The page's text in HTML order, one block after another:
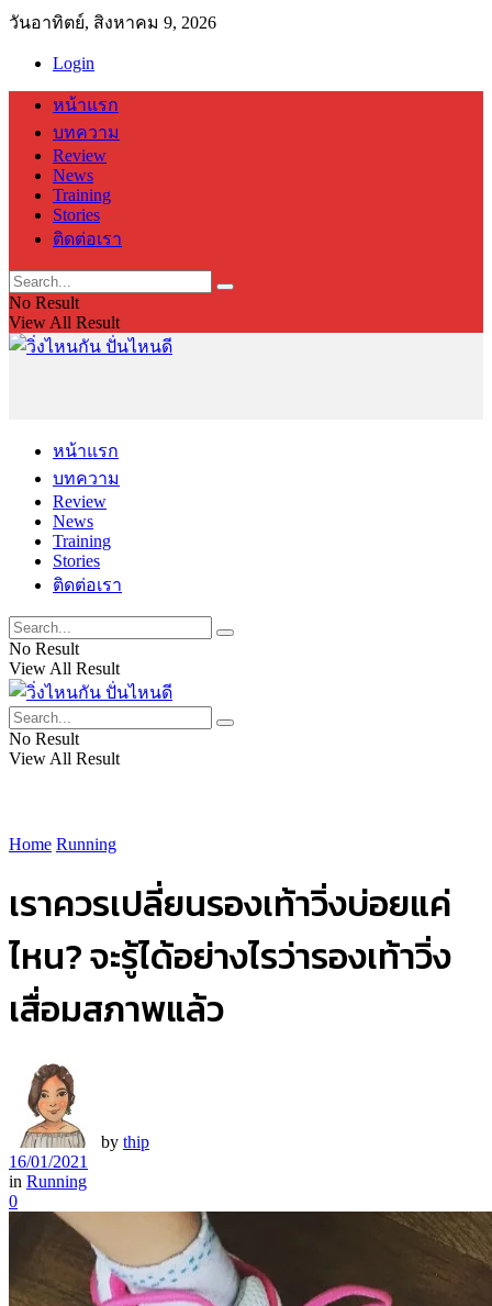
วันอาทิตย์, สิงหาคม 9, 2026
Login
หน้าแรก
บทความ
Review
News
Training
Stories
ติดต่อเรา
No Result
View All Result
หน้าแรก
บทความ
Review
News
Training
Stories
ติดต่อเรา
No Result
View All Result
No Result
View All Result
Home Running
เราควรเปลี่ยนรองเท้าวิ่งบ่อยแค่
ไหน? จะรู้ได้อย่างไรว่ารองเท้าวิ่ง
เสื่อมสภาพแล้ว
by thip
16/01/2021
in Running
0